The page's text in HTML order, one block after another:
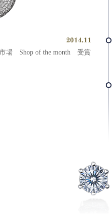
場 Shop of the month 受賞